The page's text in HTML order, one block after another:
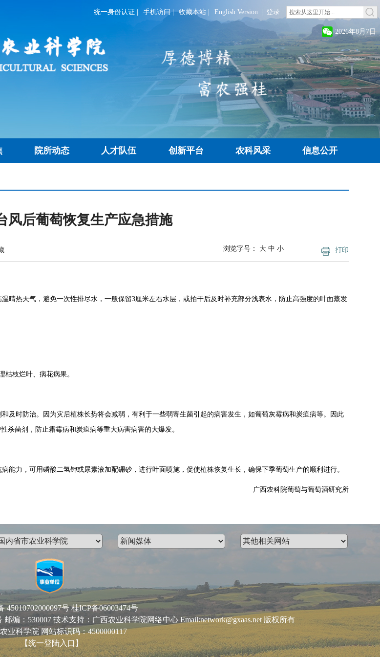
统一身份认证 手机访问| 收藏本站 English Version 登录
2026年8月7日
院所动态 人才队伍 创新平台 农科风采 信息公开
风后葡萄恢复生产应急措施
打印
浏览字号： 大 中 小
晴热天气，避免一次性排尽水，一般保留3厘米左右水层，或拍干后及时补充部分浅表水，防止高强度的叶面蒸发
枝烂叶、病花病果。
时防治。因为灾后植株长势将会减弱，有利于一些弱寄生菌引起的病害发生，如葡萄灰霉病和炭疽病等。因此
杀菌剂，防止霜霉病和炭疽病等重大病害病害的大爆发。
力，可用磷酸二氢钾或尿素液加配硼砂，进行叶面喷施，促使植株恢复生长，确保下季葡萄生产的顺利进行。
广西农科院葡萄与葡萄酒研究所
45010702000097号 桂ICP备06003474号
编：530007 技术支持：广西农业科学院网络中心 Email:network@gxaas.net 版权所有
业科学院 网站标识码：4500000117
【统一登陆入口】